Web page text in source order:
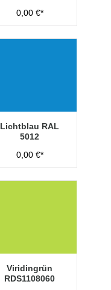
0,00 €*
Lichtblau RAL
5012
0,00 €*
Viridingrün
RDS1108060